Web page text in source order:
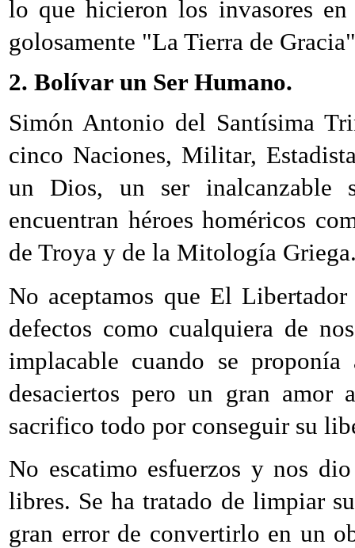
lo que hicieron los invasores
golosamente "La Tierra de
2. Bolívar un Ser Humano.
Simón Antonio del Santísima
cinco Naciones, Militar,
un Dios, un ser inalcanzable
encuentran héroes homéricos
de Troya y de la Mitología
No aceptamos que El
defectos como cualquiera de
implacable cuando se
desaciertos pero un gran amor
sacrifico todo por conseguir su
No escatimo esfuerzos y nos
libres. Se ha tratado de limpiar
gran error de convertirlo en un